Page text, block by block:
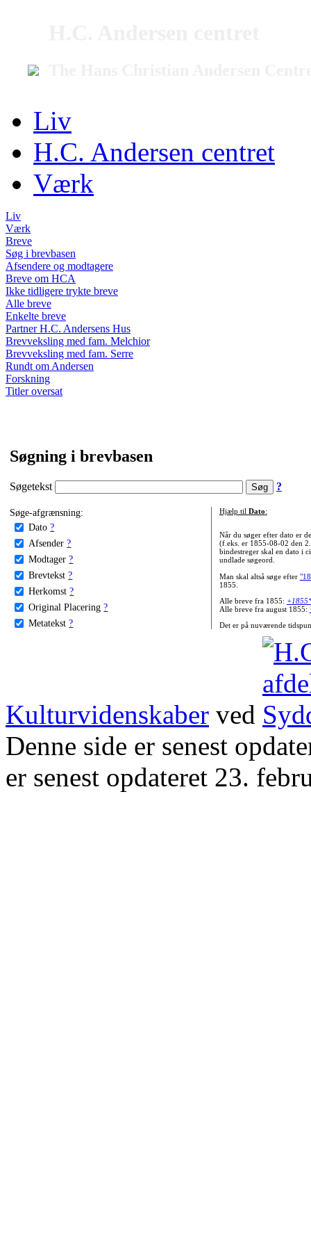
Liv
H.C. Andersen centret
Værk
Liv
Værk
Breve
Søg i brevbasen
Afsendere og modtagere
Breve om HCA
Ikke tidligere trykte breve
Alle breve
Enkelte breve
Partner H.C. Andersens Hus
Brevveksling med fam. Melchior
Brevveksling med fam. Serre
Rundt om Andersen
Forskning
Titler oversat
Søgning i brevbasen
Søgetekst ?
Søge-afgrænsning:
Dato ?
Afsender ?
Modtager ?
Brevtekst ?
Herkomst ?
Original Placering ?
Metatekst ?
Hjælp til Dato:
Når du søger efter dato er
(f.eks. er 1855-08-02 den
bindestreger skal en dato i
undlade søgeord.
Man skal altså søge efter
1855.
Alle breve fra 1855:
Alle breve fra august 1855:
Det er på nuværende
Kulturvidenskaber ved
Denne side er senest
er senest opdateret 23.